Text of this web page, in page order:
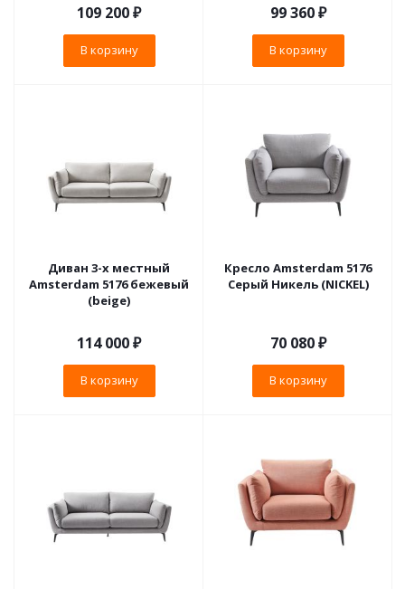
109 200₽
В корзину
99 360₽
В корзину
Диван 3-х местный
Amsterdam 5176 бежевый
(beige)
114 000₽
В корзину
Кресло Amsterdam 5176
Серый Никель (NICKEL)
70 080₽
В корзину